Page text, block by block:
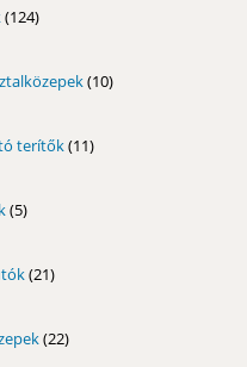
124
termék
10
termék
terítők 11
termék
5
termék
21
termék
22
termék